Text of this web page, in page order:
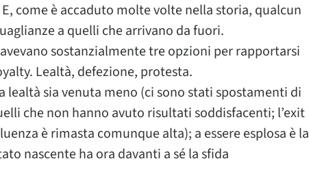
come è accaduto molte volte nella storia, qualcun
a quelli che arrivano da fuori.
sostanzialmente tre opzioni per rapportarsi
Lealtà, defezione, protesta.
lealtà sia venuta meno (ci sono stati spostamenti di
che non hanno avuto risultati soddisfacenti; l’exit
è rimasta comunque alta); a essere esplosa è la
nascente ha ora davanti a sé la sfida